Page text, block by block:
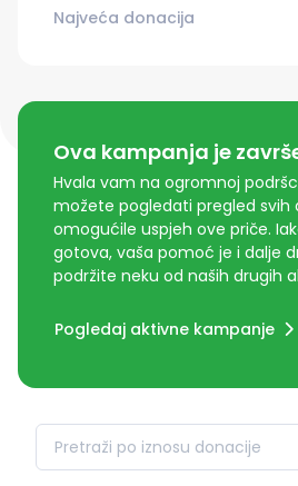
Najveća donacija
Ova kampanja je
Hvala vam na ogromnoj
možete pogledati pregled svih
omogućile uspjeh ove priče.
gotova, vaša pomoć je i dalje
podržite neku od naših drugih
Pogledaj aktivne kampanje